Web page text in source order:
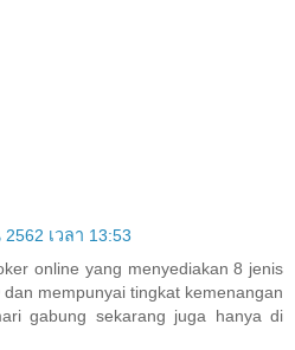
เวลา 13:53
online yang menyediakan 8 jenis
mempunyai tingkat kemenangan
gabung sekarang juga hanya di